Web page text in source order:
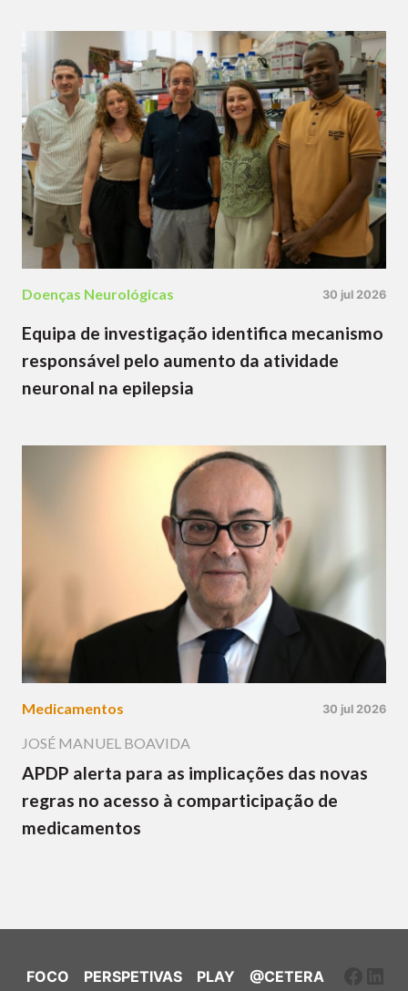
Doenças Neurológicas 30 jul 2026
Equipa de investigação identifica mecanismo
responsável pelo aumento da atividade
neuronal na epilepsia
Medicamentos 30 jul 2026
JOSÉ MANUEL BOAVIDA
APDP alerta para as implicações das novas
regras no acesso à comparticipação de
medicamentos
FOCO PERSPETIVAS PLAY @CETERA